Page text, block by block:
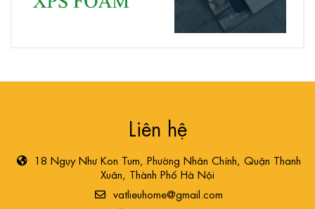
Liên hệ
18 Ngụy Như Kon Tum, Phường Nhân Chính, Quận Thanh
Xuân, Thành Phố Hà Nội
vatlieuhome@gmail.com